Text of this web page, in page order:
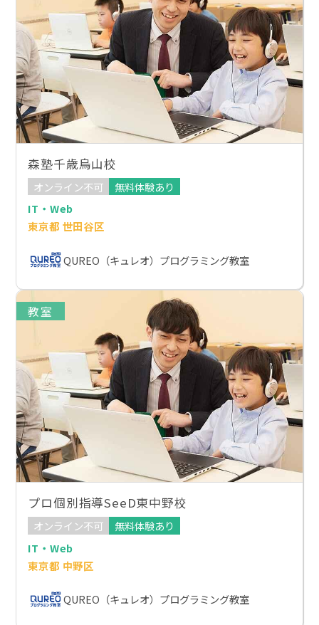
森塾千歳烏山校
オンライン不可
無料体験あり
IT・Web
東京都 世田谷区
QUREO（キュレオ）プログラミング教室
教室
プロ個別指導SeeD東中野校
オンライン不可
無料体験あり
IT・Web
東京都 中野区
QUREO（キュレオ）プログラミング教室